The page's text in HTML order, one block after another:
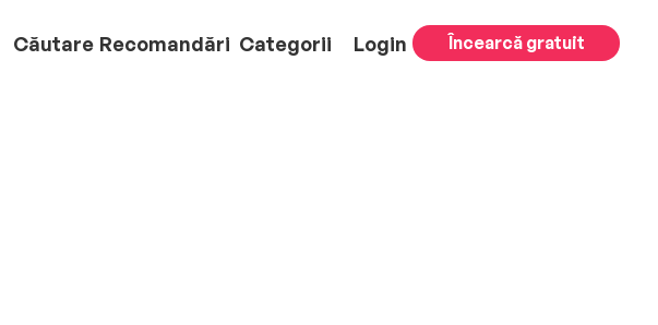
Căutare Recomandări Categorii Login Încearcă gratuit